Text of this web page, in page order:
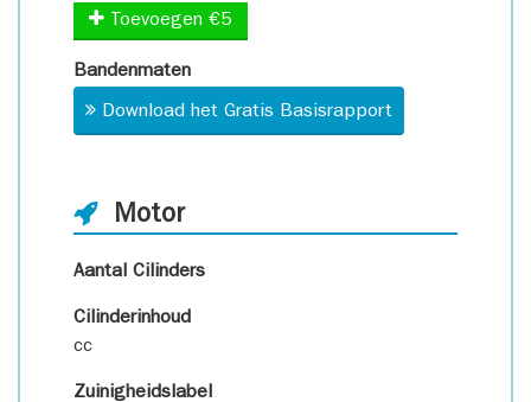
Toevoegen €5
Bandenmaten
Download het Gratis Basisrapport
Motor
Aantal Cilinders
Cilinderinhoud
cc
Zuinigheidslabel